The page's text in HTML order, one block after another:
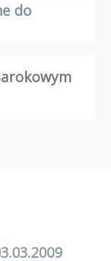
do